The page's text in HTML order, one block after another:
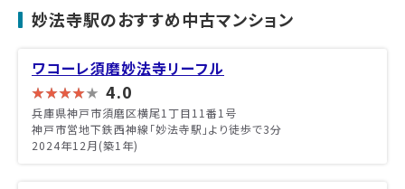
妙法寺駅のおすすめ中古マンション
ワコーレ須磨妙法寺リーフル
4.0
兵庫県神戸市須磨区横尾1丁目11番1号
神戸市営地下鉄西神線「妙法寺駅」より徒歩で3分
2024年12月(築1年)